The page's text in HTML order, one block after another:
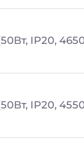
IP20,
IP20,